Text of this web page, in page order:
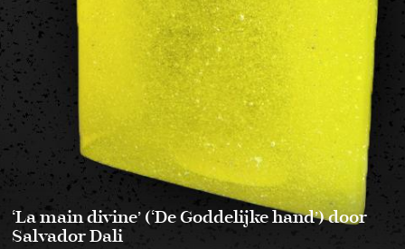
‘La main divine’ (‘De Goddelijke hand’) door
Salvador Dali